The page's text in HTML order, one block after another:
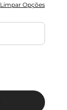
Limpar Opções